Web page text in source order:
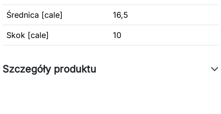
Średnica [cale] 16,5
Skok [cale] 10
Szczegóły produktu